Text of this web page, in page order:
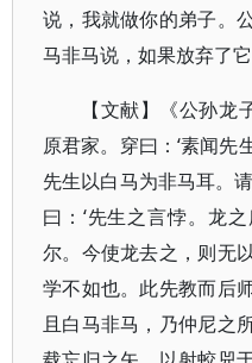
说，我就做你的弟子。
马非马说，如果放弃了
【文献】《公孙龙
原君家。穿曰：‘素闻先
先生以白马为非马耳。
曰：‘先生之言悖。龙
尔。今使龙去之，则无
学不如也。此先教而后
且白马非马，乃仲尼之